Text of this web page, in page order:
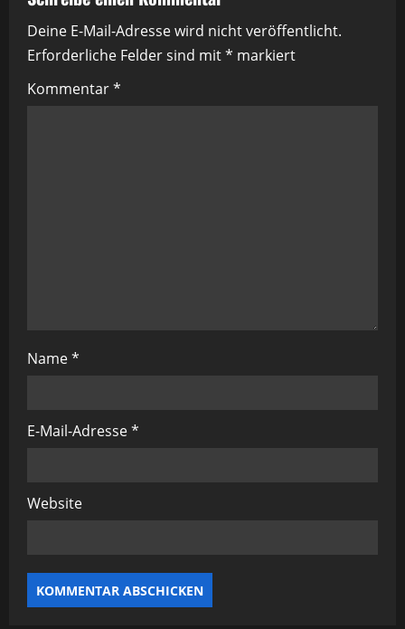
g
s
t
o
Deine E-Mail-Adresse wird nicht veröffentlicht.
Erforderliche Felder sind mit* markiert
Kommentar*
Name*
E-Mail-Adresse*
Website